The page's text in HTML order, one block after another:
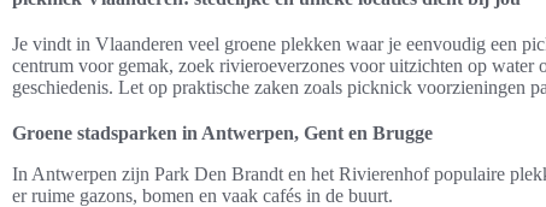
Je vindt in Vlaanderen veel groene plekken waar je eenvoudig een
centrum voor gemak, zoek rivieroeverzones voor uitzichten op water
geschiedenis. Let op praktische zaken zoals picknick voorzieningen
Groene stadsparken in Antwerpen, Gent en Brugge
In Antwerpen zijn Park Den Brandt en het Rivierenhof populaire
er ruime gazons, bomen en vaak cafés in de buurt.